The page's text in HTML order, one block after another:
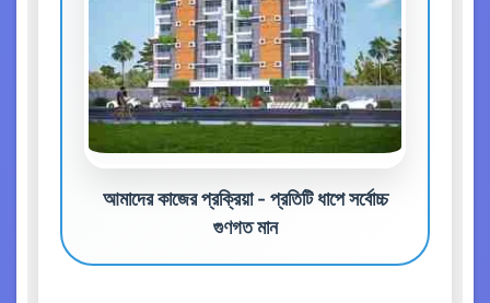
আমাদের কাজের প্রক্রিয়া - প্রতিটি ধাপে সর্বোচ্চ
গুণগত মান